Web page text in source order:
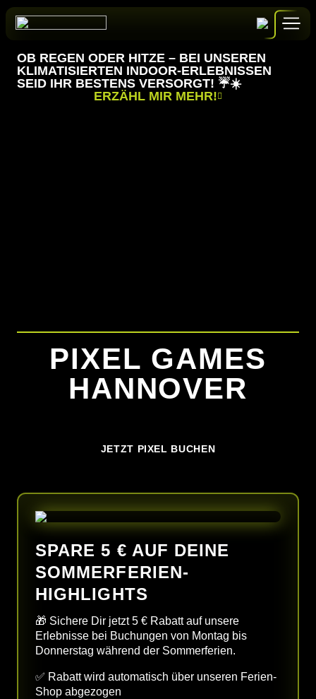
Zum
Inhalt
OB REGEN ODER HITZE – BEI UNSEREN
KLIMATISIERTEN INDOOR-ERLEBNISSEN
SEID IHR BESTENS VERSORGT! ☔️☀️
ERZÄHL MIR MEHR!
PIXEL GAMES
KINDERGEBURTSTAG
SPIELE
FAQ
PIXEL GAMES
HANNOVER
JETZT PIXEL BUCHEN
SPARE 5 € AUF DEINE
SOMMERFERIEN-
HIGHLIGHTS
🎁 Sichere Dir jetzt 5 € Rabatt auf unsere
Erlebnisse bei Buchungen von Montag bis
Donnerstag während der Sommerferien.
✅ Rabatt wird automatisch über unseren Ferien-
Shop abgezogen